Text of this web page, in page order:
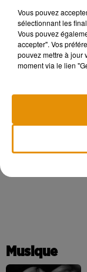
aujourd’hui 13
là pour les
Musique
Vous pouvez
sélectionnant les
Vous pouvez
accepter". Vos
pouvez mettre à jour
moment via le lien